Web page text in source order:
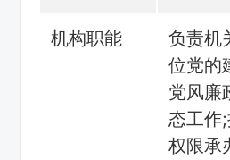
机构职能
负责机
位党的
党风廉
态工作
权限承